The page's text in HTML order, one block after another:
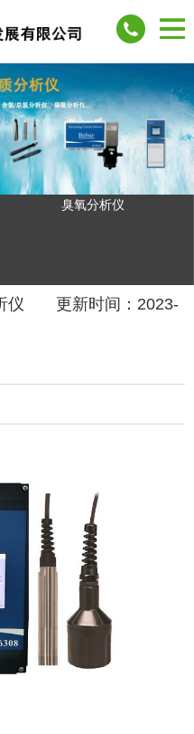
臭氧分析仪
仪 更新时间：2023-